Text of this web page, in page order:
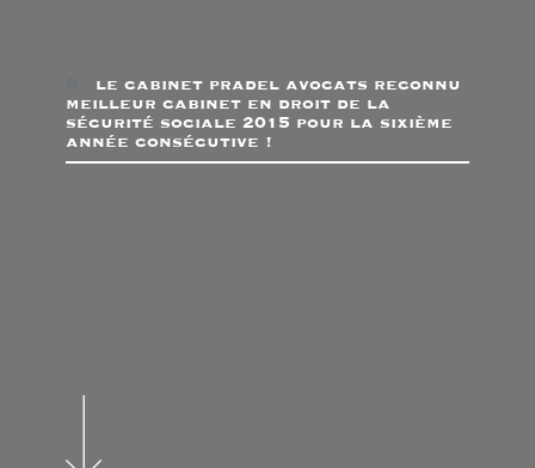
le cabinet pradel avocats reconnu
meilleur cabinet en droit de la
sécurité sociale 2015 pour la sixième
année consécutive !